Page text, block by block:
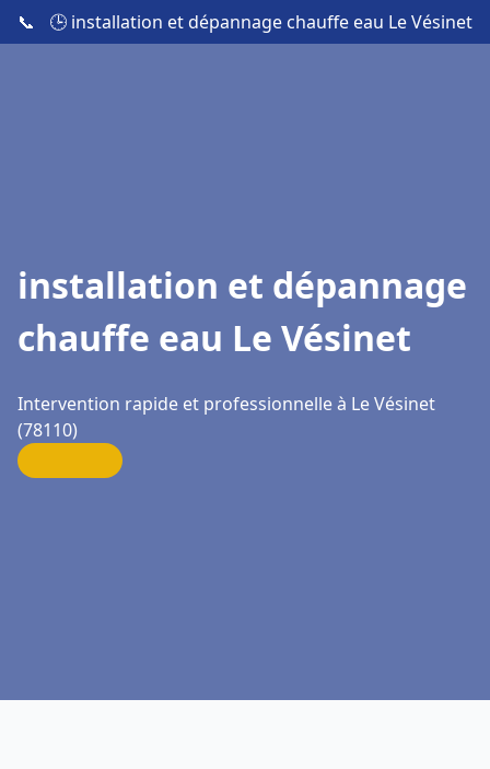
📞 🕒 installation et dépannage chauffe eau Le Vésinet
installation et dépannage
chauffe eau Le Vésinet
Intervention rapide et professionnelle à Le Vésinet
(78110)